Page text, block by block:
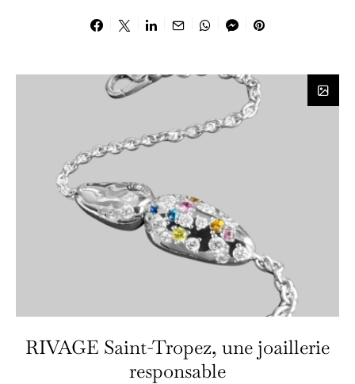
RIVAGE Saint-Tropez, une joaillerie
responsable